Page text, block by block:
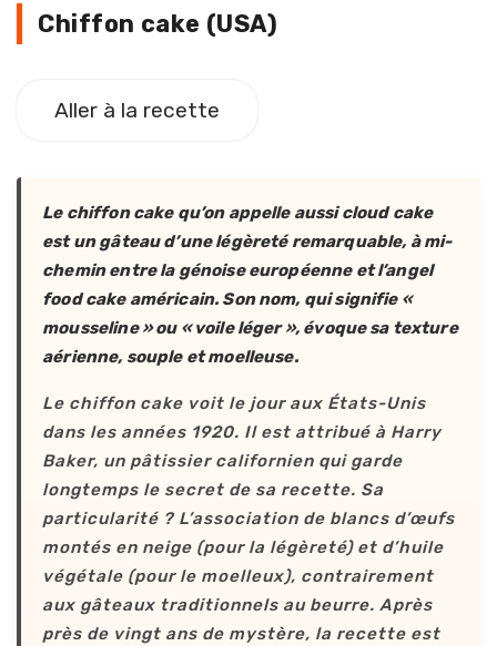
Chiffon cake (USA)
Chiffon cake (USA)
Aller à la recette
Le chiffon cake qu’on appelle aussi cloud cake
est un gâteau d’une légèreté remarquable, à mi-
chemin entre la génoise européenne et l’angel
food cake américain. Son nom, qui signifie «
mousseline » ou « voile léger », évoque sa texture
aérienne, souple et moelleuse.
Le chiffon cake voit le jour aux États-Unis
dans les années 1920. Il est attribué à Harry
Baker, un pâtissier californien qui garde
longtemps le secret de sa recette. Sa
particularité ? L’association de blancs d’œufs
montés en neige (pour la légèreté) et d’huile
végétale (pour le moelleux), contrairement
aux gâteaux traditionnels au beurre. Après
près de vingt ans de mystère, la recette est